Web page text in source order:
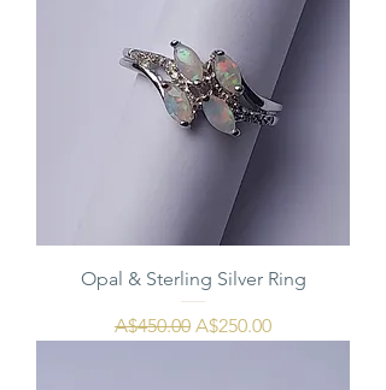
Opal & Sterling Silver Ring
通常価格
A$450.00 セール価格
A$250.00